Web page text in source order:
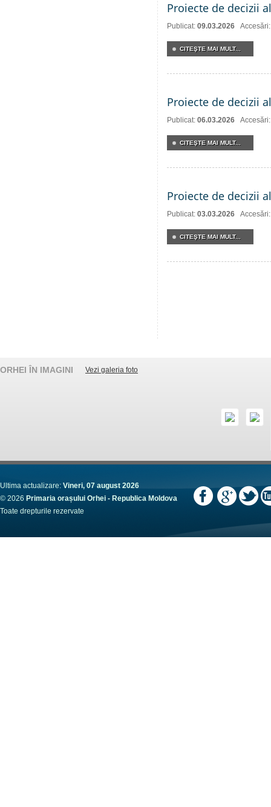
Proiecte de decizii
Publicat: 09.03.2026
CITEŞTE MAI MULT...
Proiecte de decizii
Publicat: 06.03.2026
CITEŞTE MAI MULT...
Proiecte de decizii
Publicat: 03.03.2026
CITEŞTE MAI MULT...
ORHEI ÎN IMAGINI Vezi galeria foto
Ultima actualizare: Vineri, 07 august 2026
© 2026 Primaria orașului Orhei - Republica Moldova
Toate drepturile rezervate